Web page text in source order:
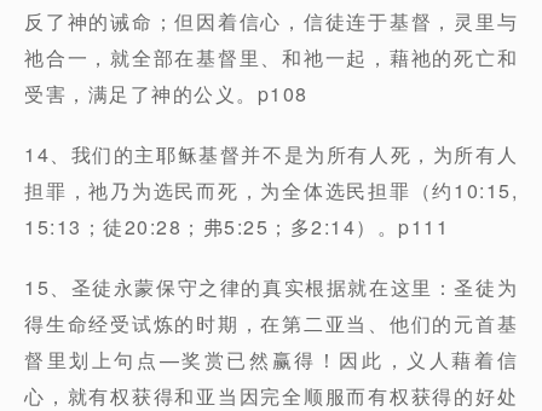
反了神的诫命；但因着信⼼，信徒连于基督，灵⾥与
祂合⼀，就全部在基督⾥、和祂⼀起，藉祂的死亡和
受害，满⾜了神的公义。p108
14、我们的主耶稣基督并不是为所有⼈死，为所有⼈
担罪，祂乃为选⺠⽽死，为全体选⺠担罪（约10:15,
15:13；徒20:28；弗5:25；多2:14）。p111
15、圣徒永蒙保守之律的真实根据就在这⾥：圣徒为
得⽣命经受试炼的时期，在第⼆亚当、他们的元⾸基
督⾥划上句点—奖赏已然赢得！因此，义⼈藉着信
⼼，就有权获得和亚当因完全顺服⽽有权获得的好处